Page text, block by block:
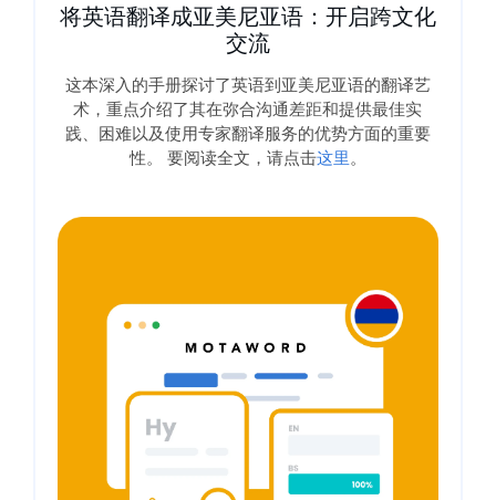
将英语翻译成亚美尼亚语：开启跨文化
交流
这本深入的手册探讨了英语到亚美尼亚语的翻译艺
术，重点介绍了其在弥合沟通差距和提供最佳实
践、困难以及使用专家翻译服务的优势方面的重要
性。 要阅读全文，请点击这里 。